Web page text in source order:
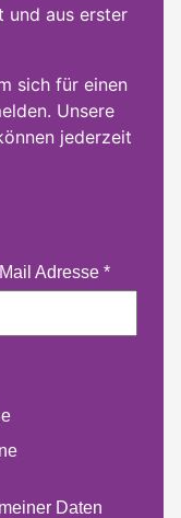
und aus erster
sich für einen
Unsere
jederzeit
Adresse *
Daten